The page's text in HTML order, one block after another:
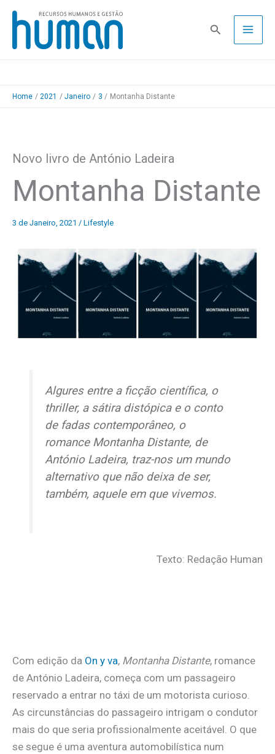
Skip
content
Pesquisa
Home 2021 Janeiro 3 Montanha Distante
Novo livro de António Ladeira
Montanha Distante
3 de Janeiro, 2021 / Lifestyle
Algures entre a ficção científica, o
thriller, a sátira distópica e o conto
de fadas contemporâneo, o
romance Montanha Distante, de
António Ladeira, traz-nos um mundo
alternativo que não deixa de ser,
também, aquele em que vivemos.
Texto: Redação Human
Com edição da On y va, Montanha Distante, romance
de António Ladeira, começa com um passageiro
reservado a entrar no táxi de um motorista curioso.
As circunstâncias do passageiro intrigam o condutor
mais do que seria profissionalmente aceitável. O que
se segue é uma aventura automobilística num